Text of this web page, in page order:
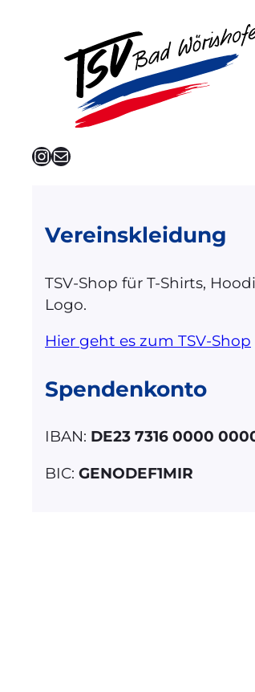
InstagramE-Mail
Vereinskleidung
TSV-Shop für T-Shirts,
Logo.
Hier geht es zum TSV-Shop
Spendenkonto
IBAN: DE23 7316 0000
BIC: GENODEF1MIR